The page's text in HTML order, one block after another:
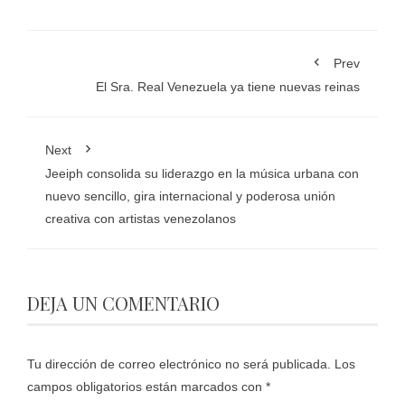
Prev
El Sra. Real Venezuela ya tiene nuevas reinas
Next
Jeeiph consolida su liderazgo en la música urbana con
nuevo sencillo, gira internacional y poderosa unión
creativa con artistas venezolanos
DEJA UN COMENTARIO
Tu dirección de correo electrónico no será publicada.
Los
campos obligatorios están marcados con *